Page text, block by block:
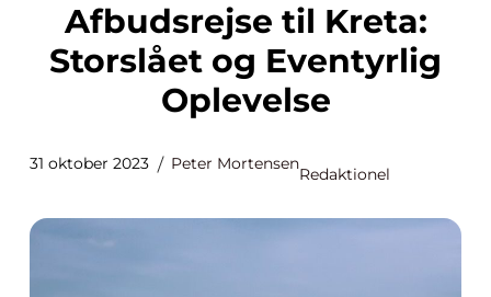
Afbudsrejse til Kreta:
Storslået og Eventyrlig
Oplevelse
31 oktober 2023 Peter Mortensen
Redaktionel